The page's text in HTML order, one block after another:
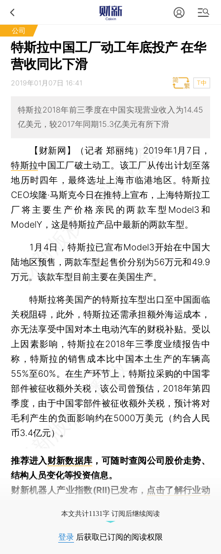
公司
特斯拉中国工厂动工年底投产 在华
营收同比下滑
2019年01月07日 16:41 T中
特斯拉2018年前三季度在中国实现营业收入为14.45
亿美元，较2017年同期15.3亿美元有所下滑
【财新网】（记者 郑丽纯） 2019年1月7日，
特斯拉中国工厂破土动工。该工厂从传出计划至落
地历时四年，最终选址上海市临港地区。特斯拉
CEO埃隆·马斯克今日在推特上宣布，上海特斯拉工
厂将主要生产价格亲民的两款车型Model3和
ModelY，这是特斯拉产品中最新的两款车型。
1月4日，特斯拉已宣布Model3开始在中国大
陆地区预售，两款车型起售价分别为56万元和49.9
万元。该款车型目前主要在美国生产。
特斯拉将美国产的特斯拉车型出口至中国面临
关税阻碍，此外，特斯拉还需承担额外海运成本，
亦无法享受中国对本土电动汽车的财税补贴。受以
上因素影响，特斯拉在2018年三季度业绩报告中
称，特斯拉的销售成本比中国本土生产的车辆高
55%至60%。在生产环节上，特斯拉采购的中国零
部件被征收额外关税，该公司曾预估，2018年第四
季度，由于中国零部件被征收额外关税，预计将对
毛利产生的负面影响约在5000万美元（约合人民
币3.4亿元）。
推荐进入财新数据库 ，可随时查阅公司股价走势、
结构人员变化等投资信息。
财新机器人产业指数(RII)已发布， 点击了解行业动
本文共计1131字 订阅后继续阅读
登录 后获取已订阅的阅读权限